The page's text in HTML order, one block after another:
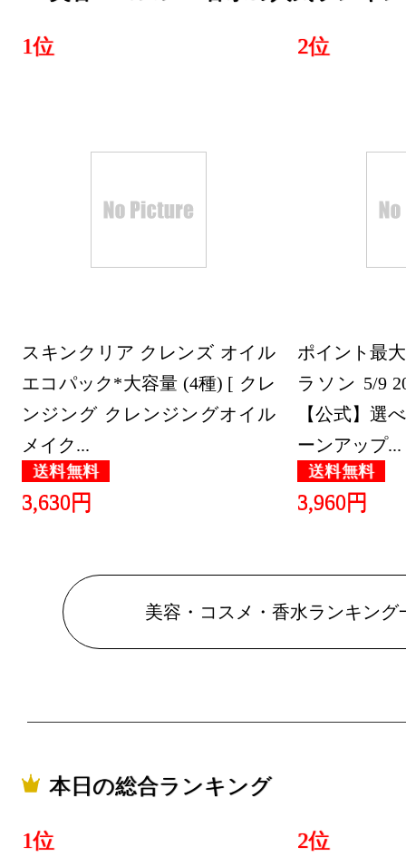
2025/11/20
2022/02/28
美容・コ
グ：1位
2022/02/27
美容・コ
美容・コ
1位
スキンクリア クレンズ オイル
エコパック*大容量 (4種) [ クレ
ンジング クレンジングオイル
メイク...
送料無料
3,630円
2位
ポイント最
ラソン 5/9
【公式】選
ーンアップ...
送料無料
3,960円
美容・コスメ・香水ランキング
本日の総合ランキング
1位 2位